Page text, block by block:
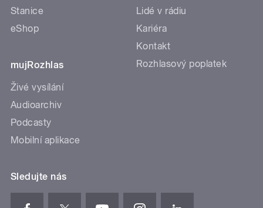
Stanice
eShop
mujRozhlas
Živé vysílání
Audioarchiv
Podcasty
Mobilní aplikace
Lidé v rádiu
Kariéra
Kontakt
Rozhlasový poplatek
Sledujte nás